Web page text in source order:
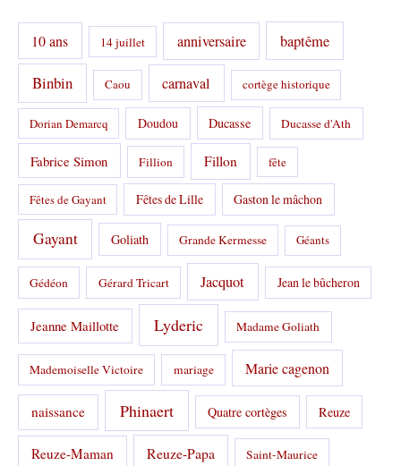
r
e
10 ans 14 juillet anniversaire baptême
Binbin Caou carnaval cortège historique
Dorian Demarcq Doudou Ducasse Ducasse d'Ath
Fabrice Simon Fillion Fillon fête
Fêtes de Gayant Fêtes de Lille Gaston le mâchon
Gayant Goliath Grande Kermesse Géants
Gédéon Gérard Tricart Jacquot Jean le bûcheron
Jeanne Maillotte Lyderic Madame Goliath
Mademoiselle Victoire mariage Marie cagenon
naissance Phinaert Quatre cortèges Reuze
Reuze-Maman Reuze-Papa Saint-Maurice